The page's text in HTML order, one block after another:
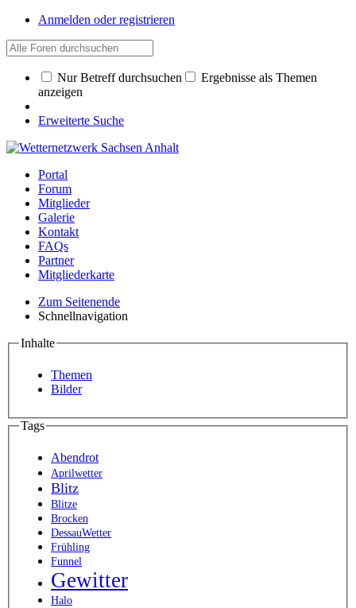
Anmelden oder registrieren
Nur Betreff durchsuchen
Ergebnisse als Themen
anzeigen
Erweiterte Suche
Portal
Forum
Mitglieder
Galerie
Kontakt
FAQs
Partner
Mitgliederkarte
Zum Seitenende
Schnellnavigation
Inhalte
Themen
Bilder
Tags
Abendrot
Aprilwetter
Blitz
Blitze
Brocken
DessauWetter
Frühling
Funnel
Gewitter
Halo